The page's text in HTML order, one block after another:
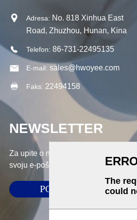
Adresa: No. 818 Xinhua East
Road, Zhuzhou, Hunan, Kina
Telefon: 86-731-22495135
E-mail: sales@hwoyee.com
Faks: 22494158
NEWSLETTER
Za upite o našim proizvodima ili
svoju e-poštu i mi ćemo vas
PODNIJETI